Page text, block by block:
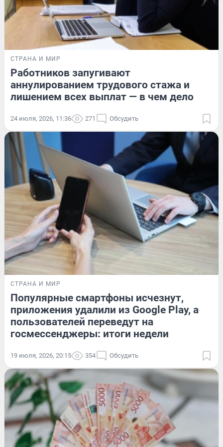
СТРАНА И МИР
Работников запугивают
аннулированием трудового стажа и
лишением всех выплат — в чем дело
24 июля, 2026, 11:36 271 Обсудить
СТРАНА И МИР
Популярные смартфоны исчезнут,
приложения удалили из Google Play, а
пользователей переведут на
госмессенджеры: итоги недели
19 июля, 2026, 20:15 354 Обсудить